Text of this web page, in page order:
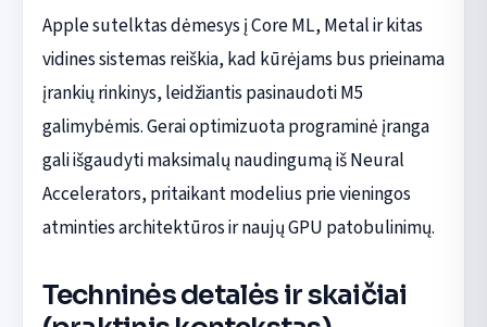
Apple sutelktas dėmesys į Core ML, Metal ir kitas
vidines sistemas reiškia, kad kūrėjams bus prieinama
įrankių rinkinys, leidžiantis pasinaudoti M5
galimybėmis. Gerai optimizuota programinė įranga
gali išgaudyti maksimalų naudingumą iš Neural
Accelerators, pritaikant modelius prie vieningos
atminties architektūros ir naujų GPU patobulinimų.
Techninės detalės ir skaičiai